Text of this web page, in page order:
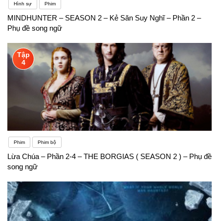
Hình sự Phim
MINDHUNTER – SEASON 2 – Kẻ Săn Suy Nghĩ – Phần 2 –
Phụ đề song ngữ
Tập
4
Phim Phim bộ
Lừa Chúa – Phần 2-4 – THE BORGIAS ( SEASON 2 ) – Phụ đề
song ngữ